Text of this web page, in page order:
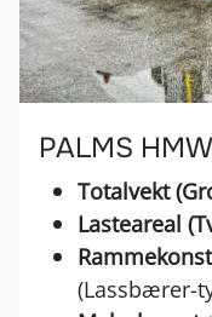
PALMS
Totalvekt
Lasteareal
(Lassbærer-